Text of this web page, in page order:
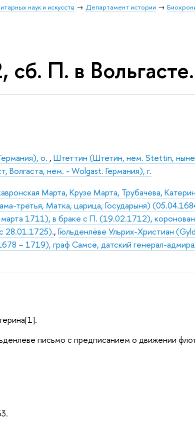
наук и искусств Департамент истории
П. в Вольгасте.
о. ,Штеттин (Штетин, нем. Stettin, ныне
Волгаста, нем. - Wolgast. Германия), г.
Марта, Крузе Марта, Трубачева,
третья, Матка, царица, Государыня)
1711), в браке с П. (19.02.1712),
28.01.1725).,Гюльденлёве Ульрих-Христиан
– 1719), граф Самсё, датский генерал-
письмо с предписанием о движении